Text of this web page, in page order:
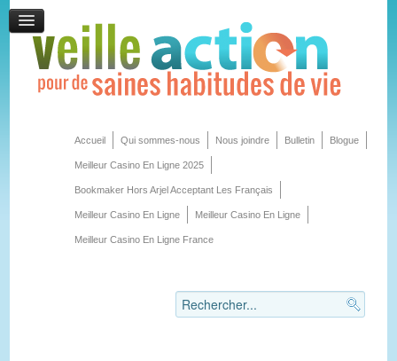
Accueil Qui sommes-nous Nous joindre Bulletin Blogue
Meilleur Casino En Ligne 2025
Bookmaker Hors Arjel Acceptant Les Français
Meilleur Casino En Ligne Meilleur Casino En Ligne
Meilleur Casino En Ligne France